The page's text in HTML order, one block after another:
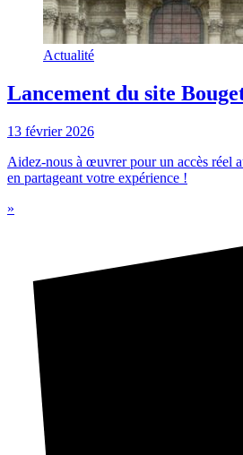
Actualité
Lancement du site
13 février 2026
Aidez-nous à œuvrer pour un accès réel
en partageant votre expérience !
»